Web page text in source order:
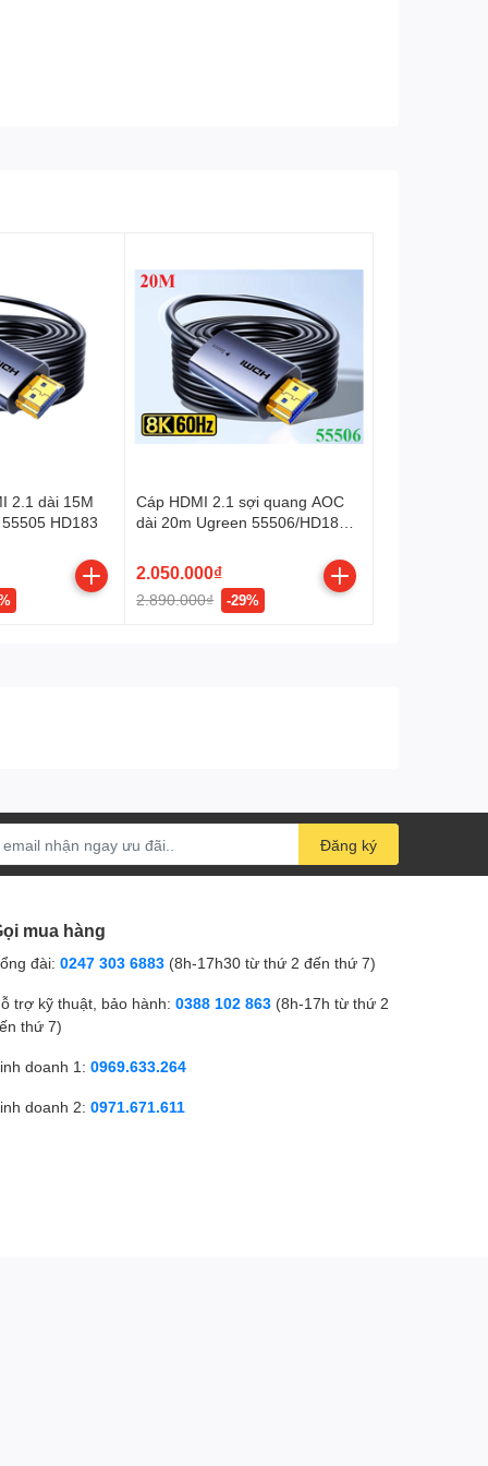
2.1 dài 15M
HD183
Cáp HDMI 2.1 sợi quang AOC
dài 20m Ugreen 55506/HD183
2.050.000₫
2.890.000₫ -29%
Đăng ký
mua hàng
đài: 0247 303 6883 (8h-17h30 từ thứ 2 đến thứ 7)
trợ kỹ thuật, bảo hành: 0388 102 863 (8h-17h từ thứ 2
thứ 7)
doanh 1: 0969.633.264
doanh 2: 0971.671.611